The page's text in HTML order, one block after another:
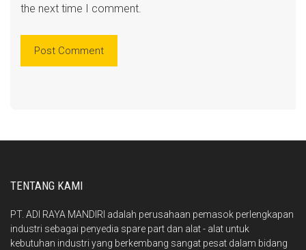
the next time I comment.
TENTANG KAMI
PT. ADI RAYA MANDIRI adalah perusahaan pemasok perlengkapan
industri sebagai penyedia spare part dan alat - alat untuk
kebutuhan industri yang berkembang sangat pesat dalam bidang